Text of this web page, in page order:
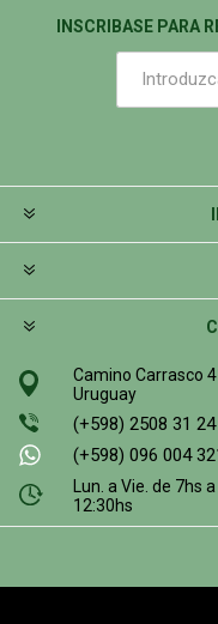
INSCRIBASE PARA
Camino Carrasco
Uruguay
(+598) 2508 31 24
(+598) 096 004
Lun. a Vie. de 7hs
12:30hs